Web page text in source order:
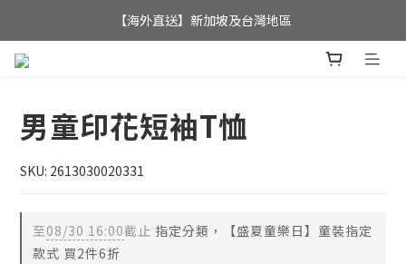
全店滿$350，即可享港澳地區免運費;
【海外直送】新加坡及台灣地區
男童印花短袖T恤
SKU: 2613030020331
至08/30 16:00截止 指定分類，【盛夏童樂日】童裝指定
款式 買2件6折